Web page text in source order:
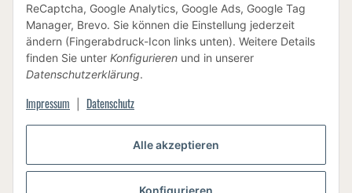
Alle akzeptieren
ReCaptcha, Google Analytics, Google Ads, Google Tag
Manager, Brevo. Sie können die Einstellung jederzeit
ändern (Fingerabdruck-Icon links unten). Weitere Details
finden Sie unter Konfigurieren und in unserer
Datenschutzerklärung.
Impressum Datenschutz
BEWUSSTE VERPACKUNG
Vertrag widerrufen